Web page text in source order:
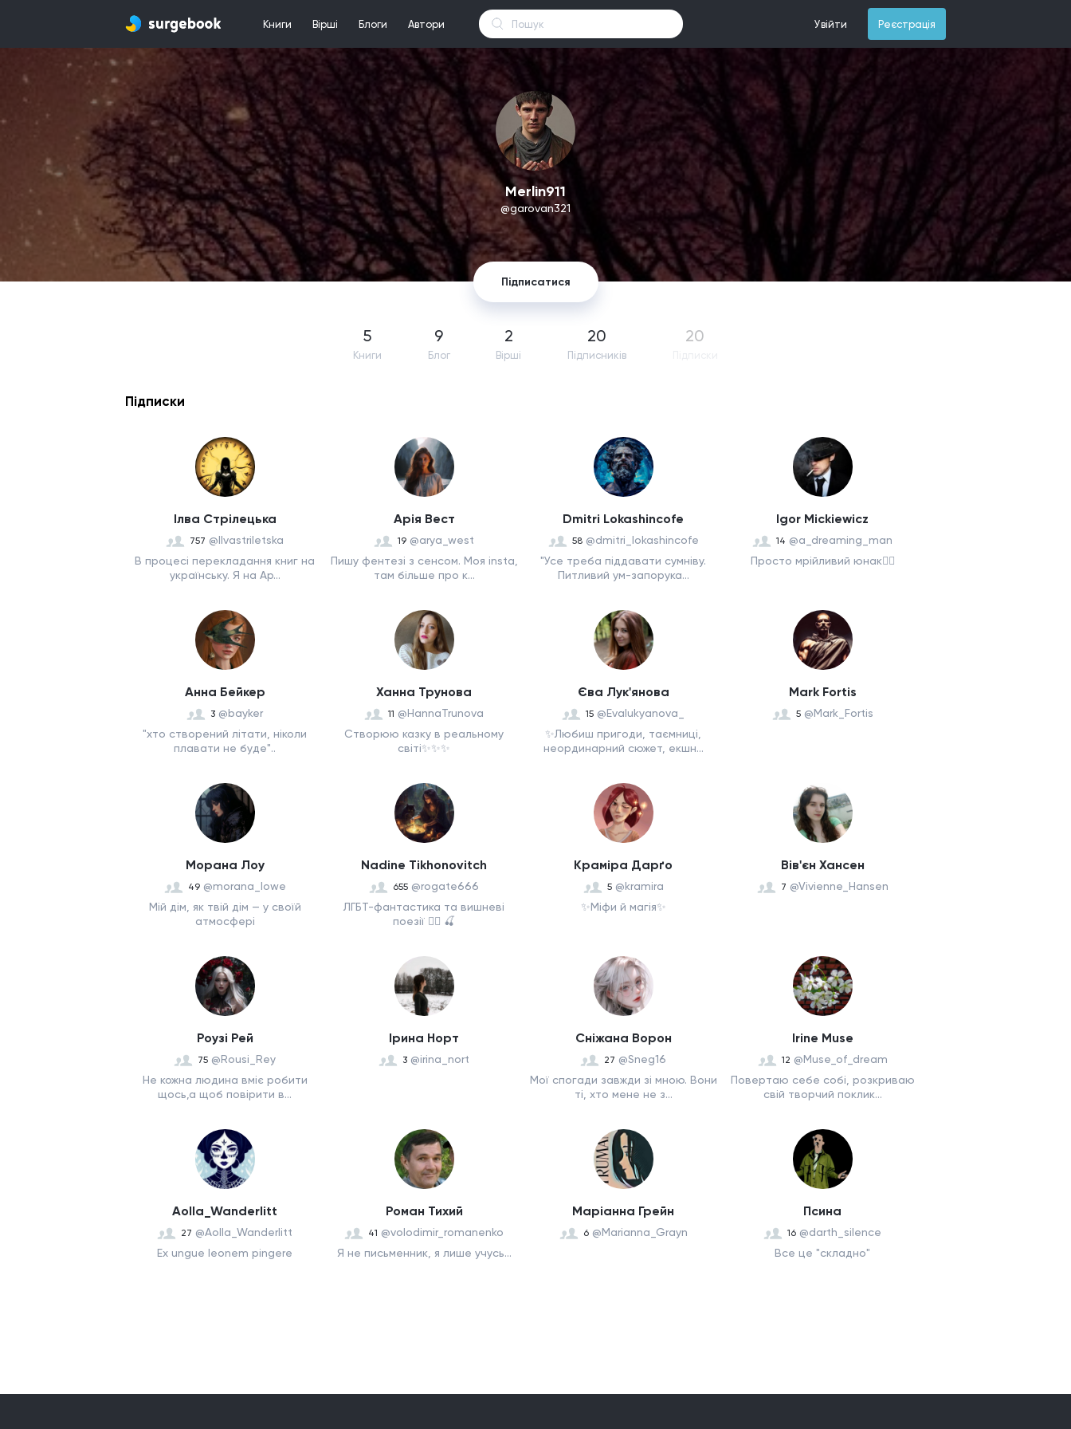
Книги Вірші Блоги Автори Увійти Реєстрація
Merlin911
@garovan321
Підписатися
5
Книги
9
Блог
2
Вірші
20
Підпиcників
20
Підписки
Ілва Стрілецька
757 @Ilvastriletska
В процесі перекладання книг на
українську. Я на Ар...
Арія Вест
19 @arya_west
Пишу фентезі з сенсом. Моя insta,
там більше про к...
Dmitri Lokashincofe
58 @dmitri_lokashincofe
"Усе треба піддавати сумніву.
Питливий ум-запорука...
Igor Mickiewicz
14 @a_dreaming_man
Просто мрійливий юнак🏳️‍🌈
Анна Бейкер
3 @bayker
"хто створений літати, ніколи
плавати не буде"..
Ханна Трунова
11 @HannaTrunova
Створюю казку в реальному
світі✨️✨️✨️
Єва Лук'янова
15 @Evalukyanova_
✨Любиш пригоди, таємниці,
неординарний сюжет, екшн...
Mark Fortis
5 @Mark_Fortis
Морана Лоу
49 @morana_lowe
Мій дім, як твій дім — у своїй
атмосфері
Nadine Tikhonovitch
655 @rogate666
ЛГБТ-фантастика та вишневі
поезії 🏳️‍🌈 🍒
Краміра Дарґо
5 @kramira
✨Міфи й магія✨
Вів'єн Хансен
7 @Vivienne_Hansen
Роузі Рей
75 @Rousi_Rey
Не кожна людина вміє робити
щось,а щоб повірити в...
Ірина Норт
3 @irina_nort
Сніжана Ворон
27 @Sneg16
Мої спогади завжди зі мною. Вони
ті, хто мене не з...
Irine Muse
12 @Muse_of_dream
Повертаю себе собі, розкриваю
свій творчий поклик...
Aolla_Wanderlitt
27 @Aolla_Wanderlitt
Eх ungue leonem pingere
Роман Тихий
41 @volodimir_romanenko
Я не письменник, я лише учусь...
Маріанна Грейн
6 @Marianna_Grayn
Псина
16 @darth_silence
Все це "складно"